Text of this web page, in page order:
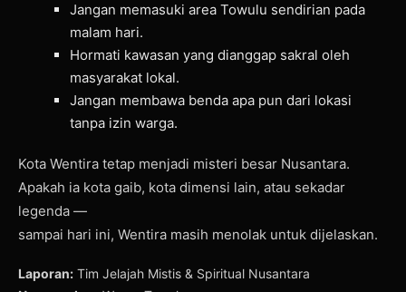
Jangan memasuki area Towulu sendirian pada
malam hari.
Hormati kawasan yang dianggap sakral oleh
masyarakat lokal.
Jangan membawa benda apa pun dari lokasi
tanpa izin warga.
Kota Wentira tetap menjadi misteri besar Nusantara.
Apakah ia kota gaib, kota dimensi lain, atau sekadar
legenda —
sampai hari ini, Wentira masih menolak untuk dijelaskan.
Laporan: Tim Jelajah Mistis & Spiritual Nusantara